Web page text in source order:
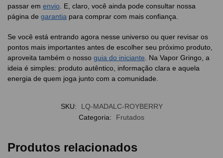
passar em envio . E, claro, você ainda pode consultar nossa
página de garantia para comprar com mais confiança.
Se você está entrando agora nesse universo ou quer revisar os
pontos mais importantes antes de escolher seu próximo produto,
aproveita também o nosso guia do iniciante . Na Vapor Gringo, a
ideia é simples: produto autêntico, informação clara e aquela
energia de quem joga junto com a comunidade.
SKU:
LQ-MADALC-ROYBERRY
Categoria:
Frutados
Produtos relacionados